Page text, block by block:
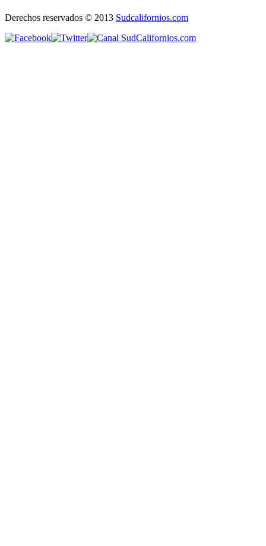
Derechos reservados © 2013 Sudcalifornios.com